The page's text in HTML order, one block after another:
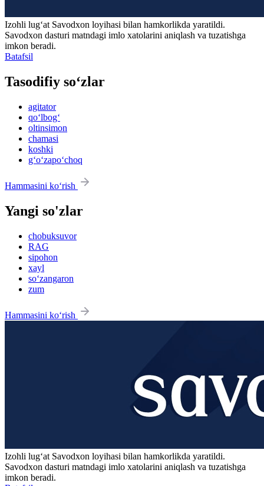
Izohli lugʻat Savodxon loyihasi bilan hamkorlikda yaratildi.
Savodxon dasturi matndagi imlo xatolarini aniqlash va tuzatishga
imkon beradi.
Batafsil
Tasodifiy so‘zlar
agitator
qo‘lbog‘
oltinsimon
chamasi
koshki
g‘o‘zapo‘choq
Hammasini ko‘rish
Yangi so'zlar
chobuksuvor
RAG
sipohon
xayl
so‘zangaron
zum
Hammasini ko‘rish
Izohli lugʻat Savodxon loyihasi bilan hamkorlikda yaratildi.
Savodxon dasturi matndagi imlo xatolarini aniqlash va tuzatishga
imkon beradi.